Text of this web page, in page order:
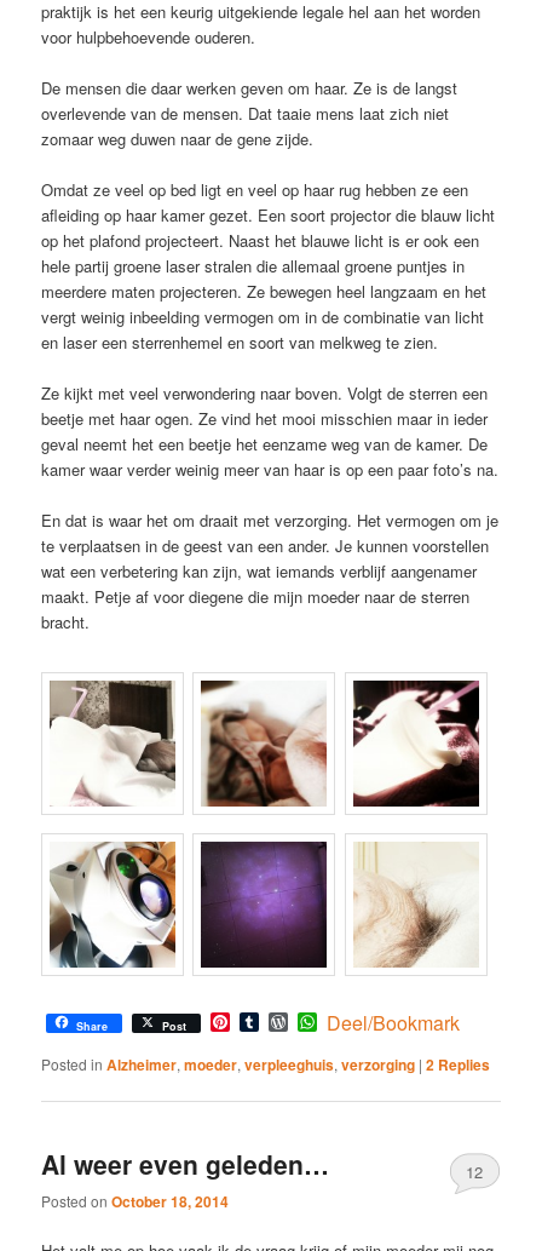
praktijk is het een keurig uitgekiende legale hel aan het worden
voor hulpbehoevende ouderen.
De mensen die daar werken geven om haar. Ze is de langst
overlevende van de mensen. Dat taaie mens laat zich niet
zomaar weg duwen naar de gene zijde.
Omdat ze veel op bed ligt en veel op haar rug hebben ze een
afleiding op haar kamer gezet. Een soort projector die blauw licht
op het plafond projecteert. Naast het blauwe licht is er ook een
hele partij groene laser stralen die allemaal groene puntjes in
meerdere maten projecteren. Ze bewegen heel langzaam en het
vergt weinig inbeelding vermogen om in de combinatie van licht
en laser een sterrenhemel en soort van melkweg te zien.
Ze kijkt met veel verwondering naar boven. Volgt de sterren een
beetje met haar ogen. Ze vind het mooi misschien maar in ieder
geval neemt het een beetje het eenzame weg van de kamer. De
kamer waar verder weinig meer van haar is op een paar foto’s na.
En dat is waar het om draait met verzorging. Het vermogen om je
te verplaatsen in de geest van een ander. Je kunnen voorstellen
wat een verbetering kan zijn, wat iemands verblijf aangenamer
maakt. Petje af voor diegene die mijn moeder naar de sterren
bracht.
Share Post Pinterest
TumblrWordPress
WhatsApp
Deel/Bookmark
Posted in Alzheimer,moeder,verpleeghuis,verzorging |2 Replies
Al weer even geleden…
Posted onOctober 18, 2014
12